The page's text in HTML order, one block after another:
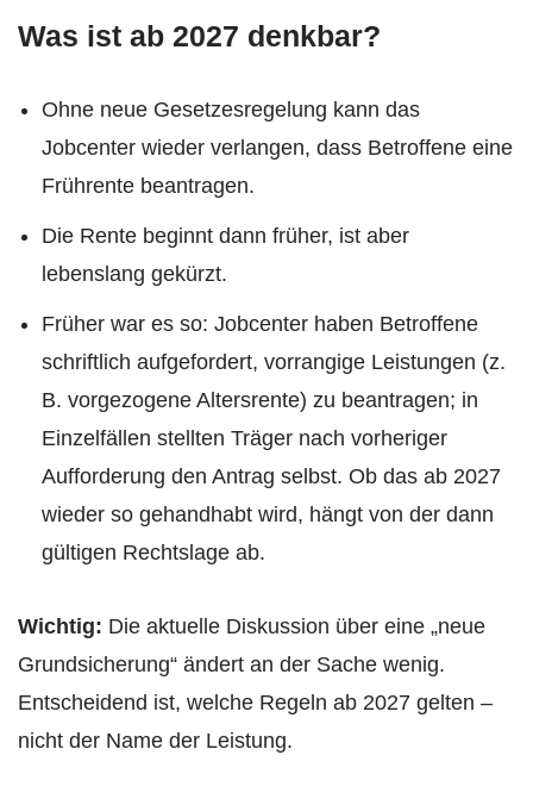
Was ist ab 2027 denkbar?
Ohne neue Gesetzesregelung kann das
Jobcenter wieder verlangen, dass Betroffene eine
Frührente beantragen.
Die Rente beginnt dann früher, ist aber
lebenslang gekürzt.
Früher war es so: Jobcenter haben Betroffene
schriftlich aufgefordert, vorrangige Leistungen (z.
B. vorgezogene Altersrente) zu beantragen; in
Einzelfällen stellten Träger nach vorheriger
Aufforderung den Antrag selbst. Ob das ab 2027
wieder so gehandhabt wird, hängt von der dann
gültigen Rechtslage ab.
Wichtig: Die aktuelle Diskussion über eine „neue
Grundsicherung“ ändert an der Sache wenig.
Entscheidend ist, welche Regeln ab 2027 gelten –
nicht der Name der Leistung.